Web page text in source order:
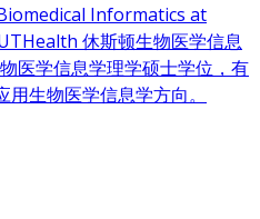
Informatics at
休斯顿生物医学信息
医学信息学理学硕士学位，有
生物医学信息学方向。